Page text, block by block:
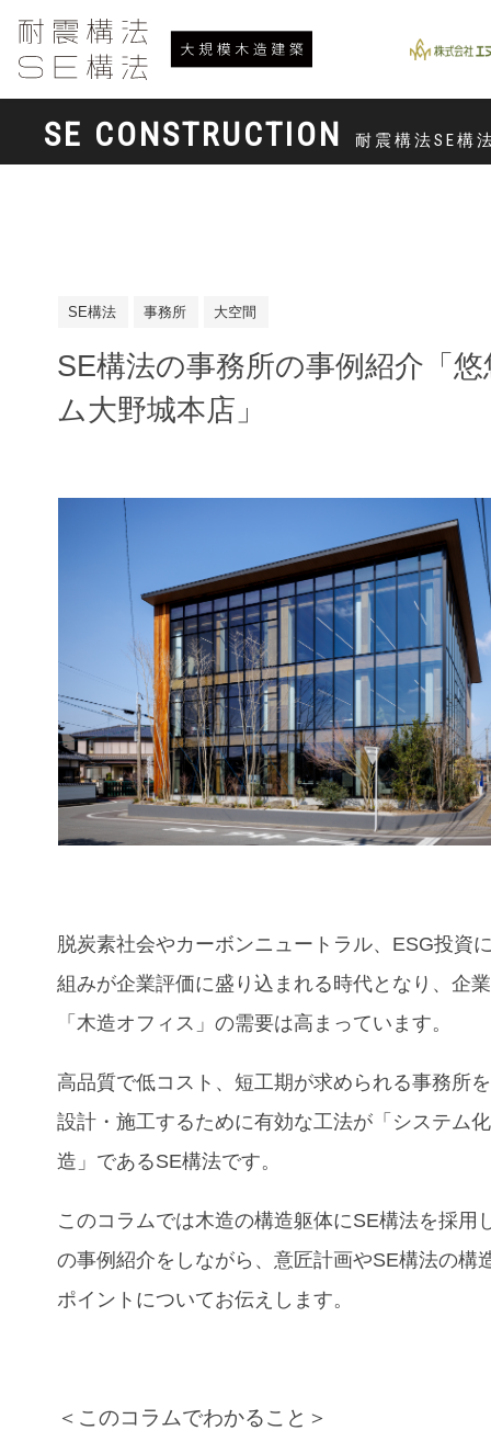
SE CONSTRUCTION 耐震構法SE構
SE構法 事務所 大空間
SE構法の事務所の事例紹介「
ム大野城本店」
脱炭素社会やカーボンニュートラル、ESG投資
組みが企業評価に盛り込まれる時代となり、企
「木造オフィス」の需要は高まっています。
高品質で低コスト、短工期が求められる事務所
設計・施工するために有効な工法が「システム
造」であるSE構法です。
このコラムでは木造の構造躯体にSE構法を採用
の事例紹介をしながら、意匠計画やSE構法の構
ポイントについてお伝えします。
＜このコラムでわかること＞